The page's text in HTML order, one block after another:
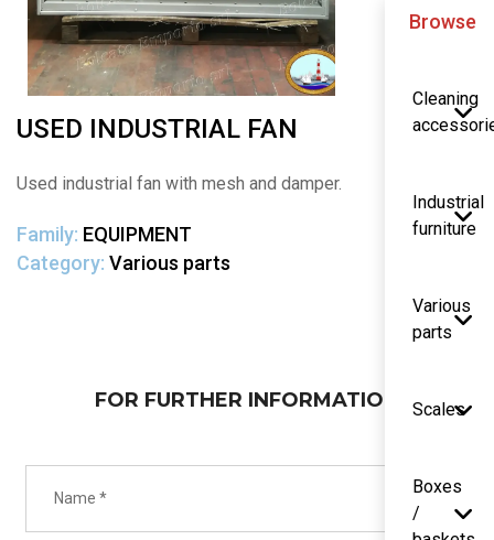
USED INDUSTRIAL FAN
Used industrial fan with mesh and damper.
Family: EQUIPMENT
Category: Various parts
FOR FURTHER INFORMATION
Browse
Cleaning
Industrial
furniture
Various
parts
Scales
Boxes
/